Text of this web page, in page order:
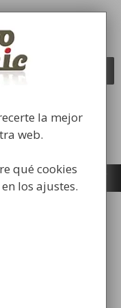
de
la higiene industrial
la mejor
web.
qué cookies
los ajustes.